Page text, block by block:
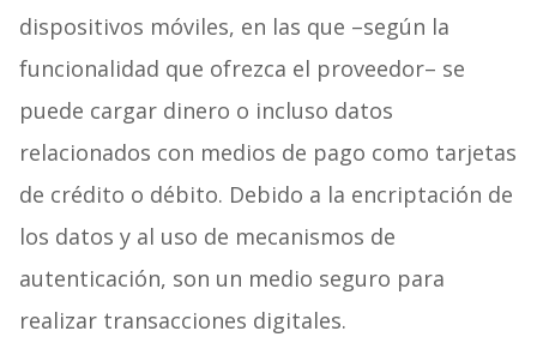
dispositivos móviles, en las que –según la
funcionalidad que ofrezca el proveedor– se
puede cargar dinero o incluso datos
relacionados con medios de pago como tarjetas
de crédito o débito. Debido a la encriptación de
los datos y al uso de mecanismos de
autenticación, son un medio seguro para
realizar transacciones digitales.